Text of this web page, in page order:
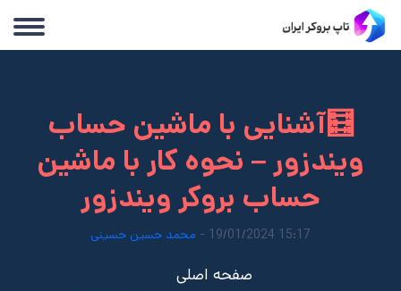
🧮آشنایی با ماشین حساب
ویندزور – نحوه کار با ماشین
حساب بروکر ویندزور
15:17 19/01/2024 - محمد حسین حسینی
صفحه اصلی